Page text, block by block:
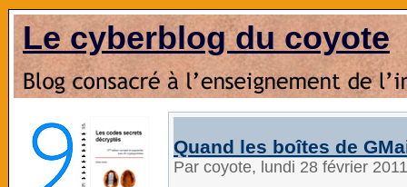
Le cyberblog du coyote
Quand les boîtes de
Par coyote, lundi 28 février